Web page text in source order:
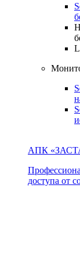
АПК
доступа от